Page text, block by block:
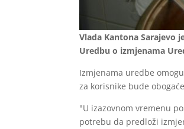
Vlada Kantona Sarajevo
Uredbu o izmjenama
Izmjenama uredbe
za korisnike bude
"U izazovnom vremenu
potrebu da predloži